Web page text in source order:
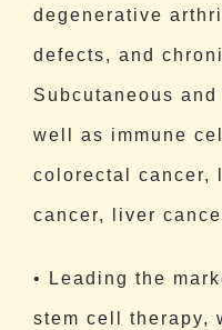
degenerative
defects, and
Subcutaneous
well as immune
colorectal cancer,
cancer, liver
• Leading the
stem cell therapy,